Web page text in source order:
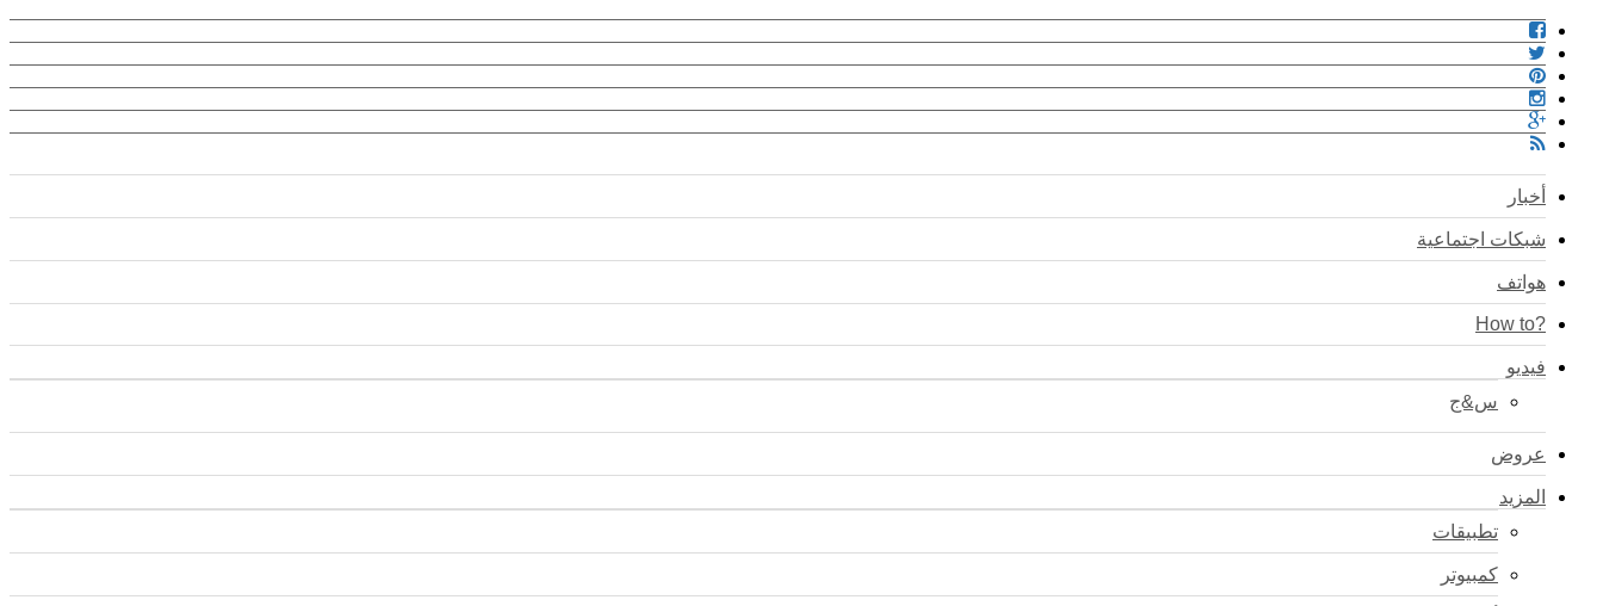
أخبار
شبكات اجتماعية
هواتف
?How to
فيديو
س&ج
عروض
المزيد
تطبيقات
كمبيوتر